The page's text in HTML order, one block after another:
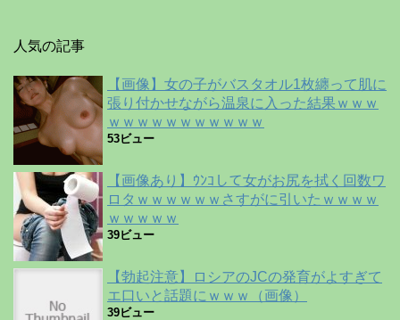
人気の記事
【画像】女の子がバスタオル1枚纏って肌に
張り付かせながら温泉に入った結果ｗｗｗ
ｗｗｗｗｗｗｗｗｗｗｗ
53ビュー
【画像あり】ｳﾝｺして女がお尻を拭く回数ワ
ロタｗｗｗｗｗｗさすがに引いたｗｗｗｗ
ｗｗｗｗｗ
39ビュー
【勃起注意】ロシアのJCの発育がよすぎて
エ口いと話題にｗｗｗ（画像）
39ビュー